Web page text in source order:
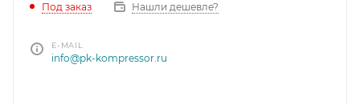
Под заказ Нашли дешевле?
E-MAIL
info@pk-kompressor.ru